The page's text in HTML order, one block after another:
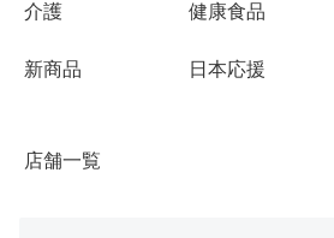
介護 健康食品
新商品 日本応援
店舗一覧